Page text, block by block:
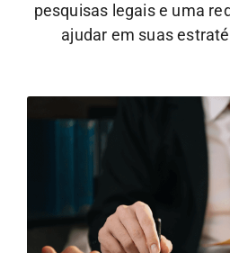
pesquisas legais e uma
ajudar em suas